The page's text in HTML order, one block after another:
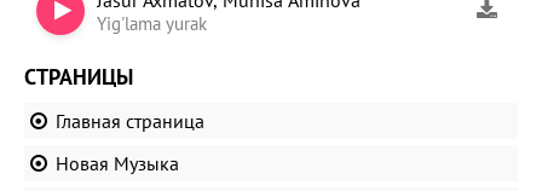
Yig'lama yurak
СТРАНИЦЫ
Главная страница
Новая Музыка